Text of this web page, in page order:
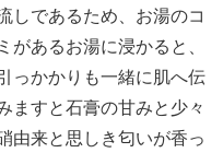
しであるため、お湯のコ
があるお湯に浸かると、
っかかりも一緒に肌へ伝
ますと石膏の甘みと少々
由来と思しき匂いが香っ